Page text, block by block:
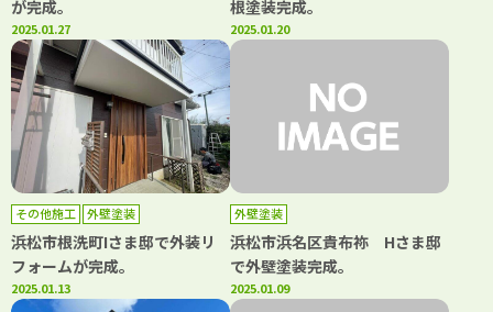
が完成。
2025.01.27
根塗装完成。
2025.01.20
その他施工 外壁塗装
浜松市根洗町Iさま邸で外装リ
フォームが完成。
2025.01.13
外壁塗装
浜松市浜名区貴布祢 Hさま邸
で外壁塗装完成。
2025.01.09